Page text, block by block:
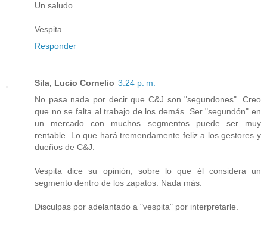
Un saludo
Vespita
Responder
Sila, Lucio Cornelio 3:24 p. m.
No pasa nada por decir que C&J son "segundones". Creo
que no se falta al trabajo de los demás. Ser "segundón" en
un mercado con muchos segmentos puede ser muy
rentable. Lo que hará tremendamente feliz a los gestores y
dueños de C&J.
Vespita dice su opinión, sobre lo que él considera un
segmento dentro de los zapatos. Nada más.
Disculpas por adelantado a "vespita" por interpretarle.